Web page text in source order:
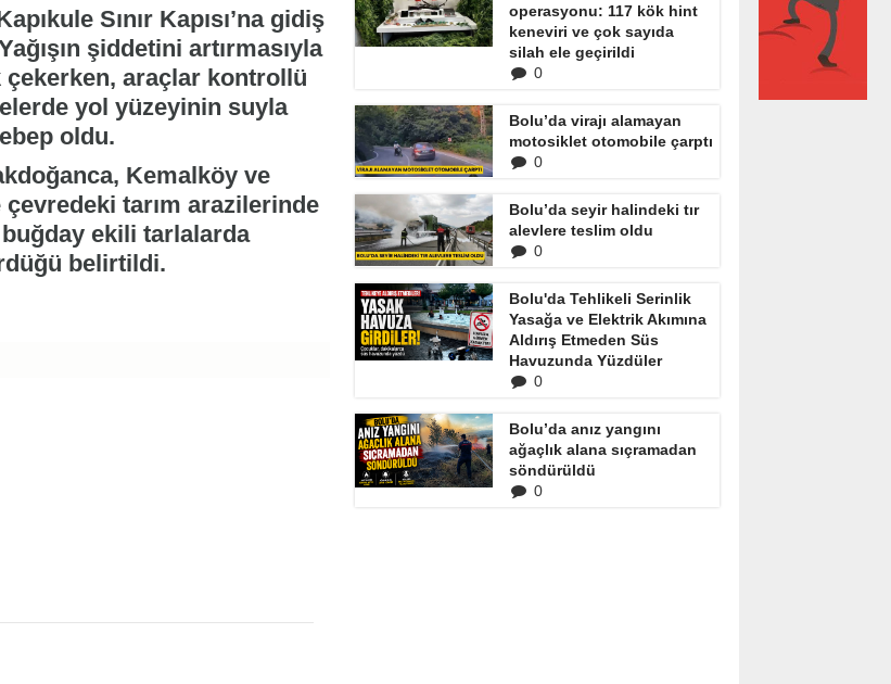
Sınır Kapısı’na gidiş
şiddetini artırmasıyla
araçlar kontrollü
yol yüzeyinin suyla
oldu.
Kemalköy ve
tarım arazilerinde
ekili tarlalarda
belirtildi.
operasyonu: 117 kök hint
keneviri ve çok sayıda
silah ele geçirildi
0
Bolu’da virajı alamayan
motosiklet otomobile çarptı
0
Bolu’da seyir halindeki tır
alevlere teslim oldu
0
Bolu'da Tehlikeli Serinlik
Yasağa ve Elektrik Akımına
Aldırış Etmeden Süs
Havuzunda Yüzdüler
0
Bolu’da anız yangını
ağaçlık alana sıçramadan
söndürüldü
0